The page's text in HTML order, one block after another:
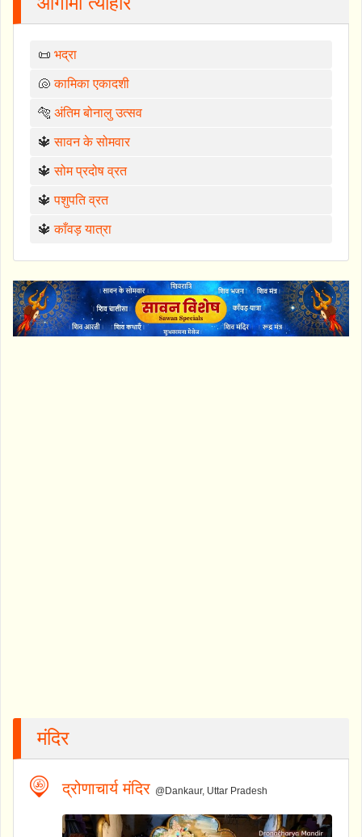
📜 भद्रा
🐚कामिका एकादशी
🐅 अंतिम बोनालु उत्सव
🔱सावन के सोमवार
🔱सोम प्रदोष व्रत
🔱पशुपति व्रत
🔱काँवड़ यात्रा
मंदिर
द्रोणाचार्य मंदिर @Dankaur, Uttar Pradesh